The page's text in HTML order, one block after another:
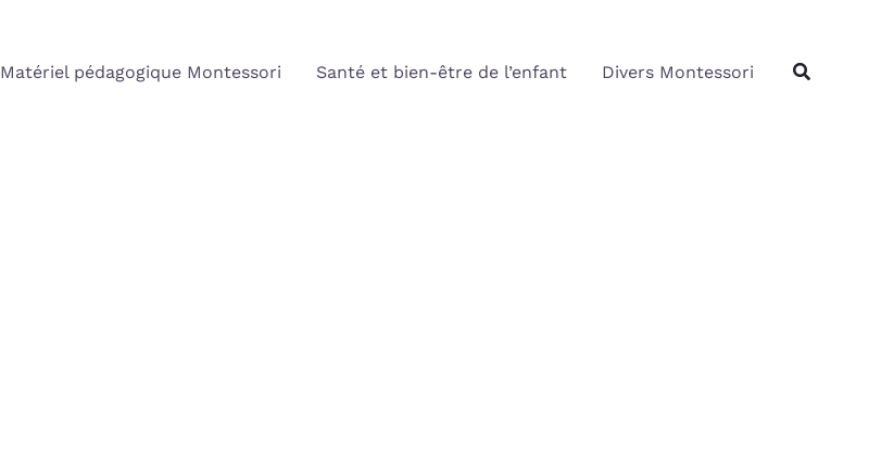
Matériel pédagogique Montessori Santé et bien-être de l’enfant Divers Montessori